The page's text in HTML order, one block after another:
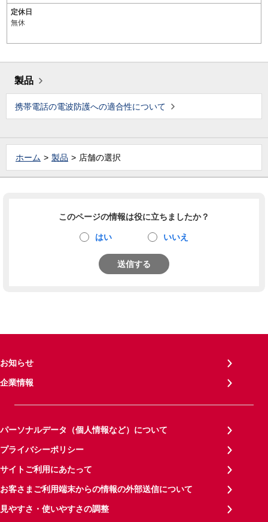
定休日
無休
製品
携帯電話の電波防護への適合性について
ホーム 製品 店舗の選択
このページの情報は役に立ちましたか？
はい いいえ
送信する
お知らせ
企業情報
パーソナルデータ（個人情報など）について
プライバシーポリシー
サイトご利用にあたって
お客さまご利用端末からの情報の外部送信について
見やすさ・使いやすさの調整